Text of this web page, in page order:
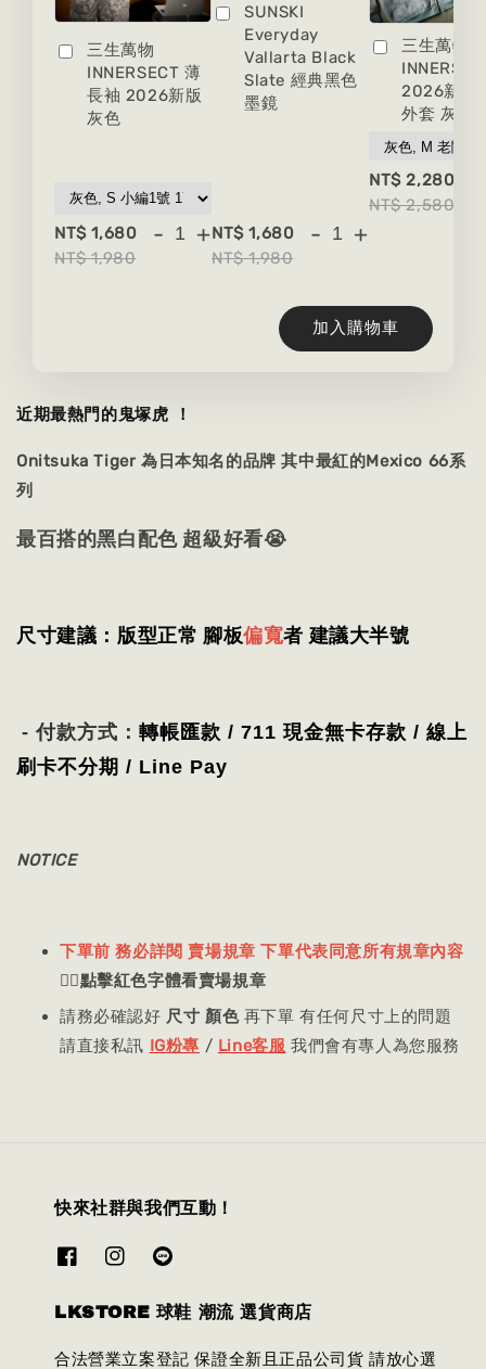
三生萬物
INNERSECT 薄
長袖 2026新版
灰色
NT$ 1,680
NT$ 1,980
- +
SUNSKI
Everyday
Vallarta Black
Slate 經典黑色
墨鏡
NT$ 1,680
NT$ 1,980
- +
三生萬物
2026新版
外套 灰色
NT$ 2,280
NT$ 2,580
加入購物車
近期最熱門的鬼塚虎 ！
Onitsuka Tiger 為日本知名的品牌 其中最紅的Mexico 66系
列
最百搭的黑白配色 超級好看😭
尺寸建議：版型正常 腳板偏寬者 建議大半號
- 付款方式： 轉帳匯款 / 711 現金無卡存款 / 線上
刷卡不分期 / Line Pay
NOTICE
下單前 務必詳閱 賣場規章 下單代表同意所有規章內容
👈🏻點擊紅色字體看賣場規章
請務必確認好 尺寸 顏色再下單 有任何尺寸上的問題
請直接私訊 IG粉專 / Line客服 我們會有專人為您服務
快來社群與我們互動！
LKSTORE 球鞋 潮流 選貨商店
合法營業立案登記 保證全新且正品公司貨 請放心選